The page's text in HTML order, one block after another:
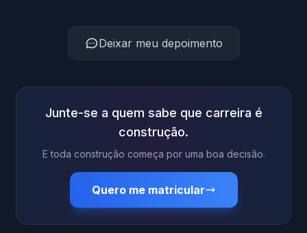
Deixar meu depoimento
Junte-se a quem sabe que carreira é
construção.
E toda construção começa por uma boa decisão.
Quero me matricular